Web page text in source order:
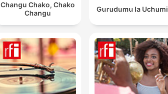
Changu Chako, Chako
Changu
Gurudumu la Uchumi